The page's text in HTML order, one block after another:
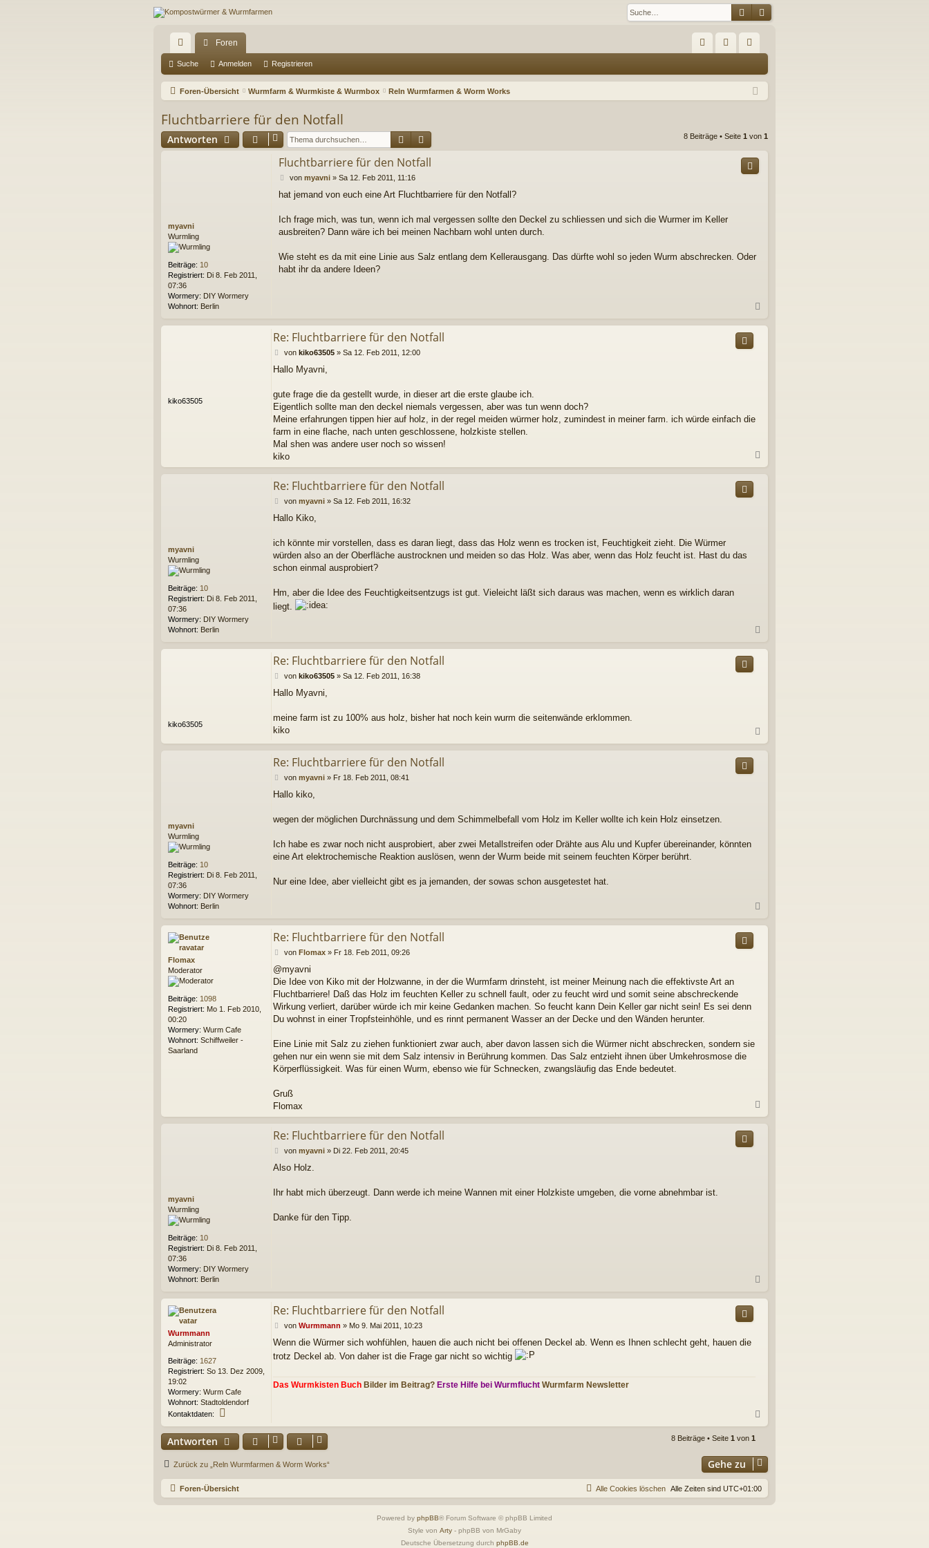
SucheErweiterte Suche
ch
ne
ug
riff
Foren
Q m ist
Suche Anmelden Registrieren
Foren-Übersicht Wurmfarm & Wurmkiste & Wurmbox Reln Wurmfarmen & Worm Works
Fluchtbarriere für den Notfall
Antworten Suche 8 Beiträge • Seite 1 von 1
myavni
Wurmling
Beiträge: 10
Registriert: Di 8. Feb 2011,
07:36
Wormery: DIY Wormery
Wohnort: Berlin
Fluchtbarriere für den Notfall
B
i
r
a
von myavni» Sa 12. Feb 2011, 11:16
hat jemand von euch eine Art Fluchtbarriere für den Notfall?
Ich frage mich, was tun, wenn ich mal vergessen sollte den Deckel zu schliessen und sich die Wurmer im Keller
ausbreiten? Dann wäre ich bei meinen Nachbarn wohl unten durch.
Wie steht es da mit eine Linie aus Salz entlang dem Kellerausgang. Das dürfte wohl so jeden Wurm abschrecken. Oder
habt ihr da andere Ideen?
c
kiko63505
Re: Fluchtbarriere für den Notfall
B
i
r
a
g
von kiko63505» Sa 12. Feb 2011, 12:00
Hallo Myavni,
gute frage die da gestellt wurde, in dieser art die erste glaube ich.
Eigentlich sollte man den deckel niemals vergessen, aber was tun wenn doch?
Meine erfahrungen tippen hier auf holz, in der regel meiden würmer holz, zumindest in meiner farm. ich würde einfach die
farm in eine flache, nach unten geschlossene, holzkiste stellen.
Mal shen was andere user noch so wissen!
kiko
a
c
myavni
Wurmling
Beiträge: 10
Registriert: Di 8. Feb 2011,
07:36
Wormery: DIY Wormery
Wohnort: Berlin
Re: Fluchtbarriere für den Notfall
B
i
r
a
g
von myavni» Sa 12. Feb 2011, 16:32
Hallo Kiko,
ich könnte mir vorstellen, dass es daran liegt, dass das Holz wenn es trocken ist, Feuchtigkeit zieht. Die Würmer
würden also an der Oberfläche austrocknen und meiden so das Holz. Was aber, wenn das Holz feucht ist. Hast du das
schon einmal ausprobiert?
Hm, aber die Idee des Feuchtigkeitsentzugs ist gut. Vieleicht läßt sich daraus was machen, wenn es wirklich daran
liegt.
c
kiko63505
Re: Fluchtbarriere für den Notfall
B
i
r
a
von kiko63505» Sa 12. Feb 2011, 16:38
Hallo Myavni,
meine farm ist zu 100% aus holz, bisher hat noch kein wurm die seitenwände erklommen.
kiko
a
c
myavni
Wurmling
Beiträge: 10
Registriert: Di 8. Feb 2011,
07:36
Wormery: DIY Wormery
Wohnort: Berlin
Re: Fluchtbarriere für den Notfall
B
i
r
g
von myavni» Fr 18. Feb 2011, 08:41
Hallo kiko,
wegen der möglichen Durchnässung und dem Schimmelbefall vom Holz im Keller wollte ich kein Holz einsetzen.
Ich habe es zwar noch nicht ausprobiert, aber zwei Metallstreifen oder Drähte aus Alu und Kupfer übereinander, könnten
eine Art elektrochemische Reaktion auslösen, wenn der Wurm beide mit seinem feuchten Körper berührt.
Nur eine Idee, aber vielleicht gibt es ja jemanden, der sowas schon ausgetestet hat.
c
Flomax
Moderator
Beiträge: 1098
Registriert: Mo 1. Feb 2010,
00:20
Wormery: Wurm Cafe
Wohnort: Schiffweiler -
Saarland
Re: Fluchtbarriere für den Notfall
B
i
t
r
a
von Flomax» Fr 18. Feb 2011, 09:26
@myavni
Die Idee von Kiko mit der Holzwanne, in der die Wurmfarm drinsteht, ist meiner Meinung nach die effektivste Art an
Fluchtbarriere! Daß das Holz im feuchten Keller zu schnell fault, oder zu feucht wird und somit seine abschreckende
Wirkung verliert, darüber würde ich mir keine Gedanken machen. So feucht kann Dein Keller gar nicht sein! Es sei denn
Du wohnst in einer Tropfsteinhöhle, und es rinnt permanent Wasser an der Decke und den Wänden herunter.
Eine Linie mit Salz zu ziehen funktioniert zwar auch, aber davon lassen sich die Würmer nicht abschrecken, sondern sie
gehen nur ein wenn sie mit dem Salz intensiv in Berührung kommen. Das Salz entzieht ihnen über Umkehrosmose die
Körperflüssigkeit. Was für einen Wurm, ebenso wie für Schnecken, zwangsläufig das Ende bedeutet.
Gruß
Flomax
a
c
myavni
Wurmling
Beiträge: 10
Registriert: Di 8. Feb 2011,
07:36
Wormery: DIY Wormery
Wohnort: Berlin
Re: Fluchtbarriere für den Notfall
B
i
r
von myavni» Di 22. Feb 2011, 20:45
Also Holz.
Ihr habt mich überzeugt. Dann werde ich meine Wannen mit einer Holzkiste umgeben, die vorne abnehmbar ist.
Danke für den Tipp.
c
Wurmmann
Administrator
Beiträge: 1627
Registriert: So 13. Dez 2009,
19:02
Wormery: Wurm Cafe
Wohnort: Stadtoldendorf
Kontaktdaten:
n
k
d
Re: Fluchtbarriere für den Notfall
B
i
t
g
von Wurmmann » Mo 9. Mai 2011, 10:23
Wenn die Würmer sich wohfühlen, hauen die auch nicht bei offenen Deckel ab. Wenn es Ihnen schlecht geht, hauen die
trotz Deckel ab. Von daher ist die Frage gar nicht so wichtig
Das Wurmkisten Buch Bilder im Beitrag? Erste Hilfe bei Wurmflucht Wurmfarm Newsletter
a
o
b
e
Antworten 8 Beiträge • Seite 1 von 1
Zurück zu „Reln Wurmfarmen & Worm Works“ Gehe zu
Foren-Übersicht Alle Zeiten sind UTC+01:00
Alle Cookies löschen
Powered by phpBB® Forum Software © phpBB Limited
Style von Arty - phpBB von MrGaby
Deutsche Übersetzung durch phpBB.de